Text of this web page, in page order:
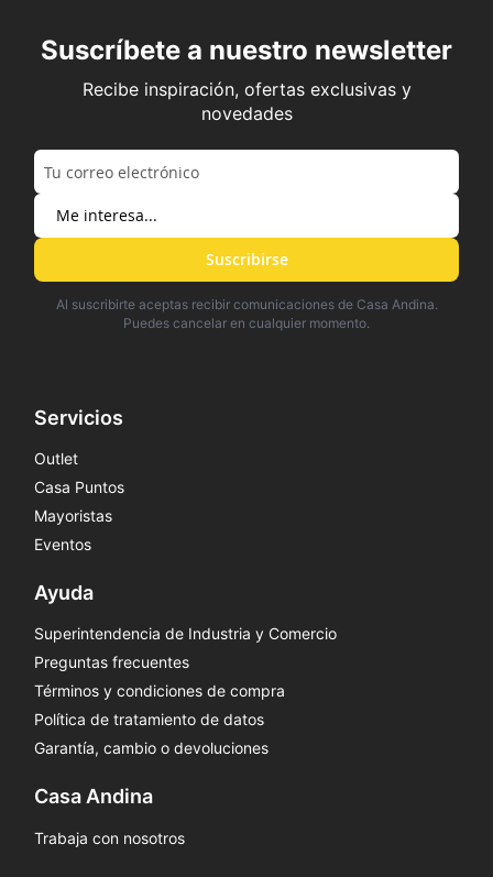
Suscríbete a nuestro newsletter
Recibe inspiración, ofertas exclusivas y
novedades
Suscribirse
Al suscribirte aceptas recibir comunicaciones de Casa Andina.
Puedes cancelar en cualquier momento.
Servicios
Outlet
Casa Puntos
Mayoristas
Eventos
Ayuda
Superintendencia de Industria y Comercio
Preguntas frecuentes
Términos y condiciones de compra
Política de tratamiento de datos
Garantía, cambio o devoluciones
Casa Andina
Trabaja con nosotros